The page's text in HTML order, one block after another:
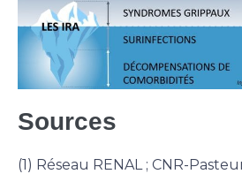
Sources
(1) Réseau RENAL ; CNR-